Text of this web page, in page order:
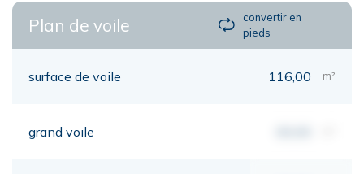
Plan de voile
convertir en
pieds
surface de voile 116,00 m²
grand voile